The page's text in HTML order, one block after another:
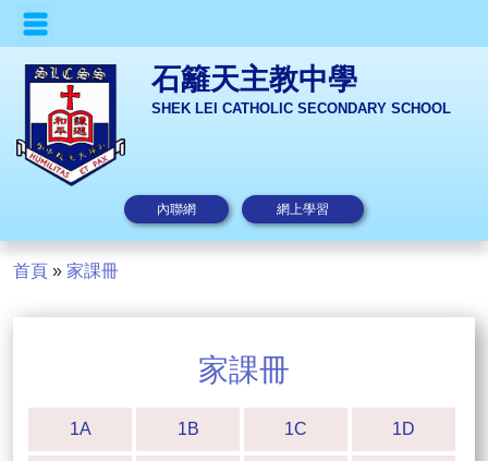
石籬天主教中學
SHEK LEI CATHOLIC SECONDARY SCHOOL
內聯網 網上學習
首頁 » 家課冊
家課冊
1A 1B 1C 1D